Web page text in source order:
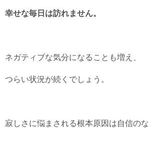
幸せな毎日は訪れません。
ネガティブな気分になることも増え、
つらい状況が続くでしょう。
寂しさに悩まされる根本原因は自信のな